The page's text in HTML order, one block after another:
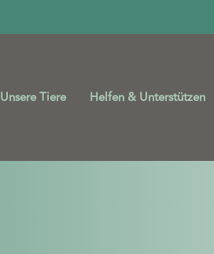
Unsere Tiere Helfen & Unterstützen